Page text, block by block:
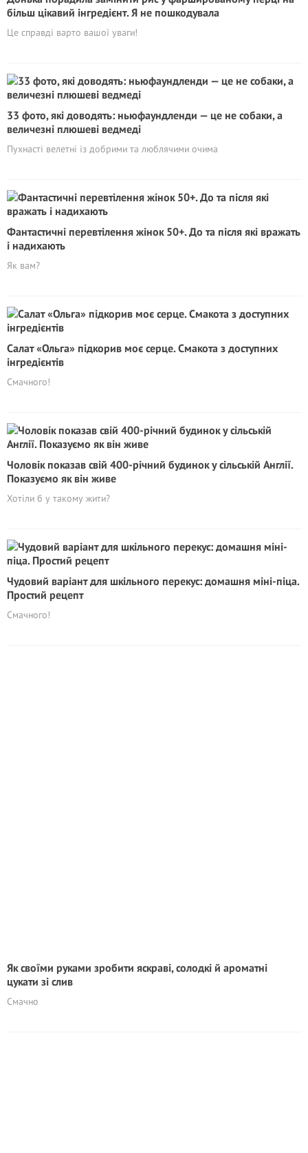
більш цікавий інгредієнт. Я не пошкодувала
Це справді варто вашої уваги!
33 фото, які доводять: ньюфаундленди — це не собаки, а
величезні плюшеві ведмеді
Пухнасті велетні із добрими та люблячими очима
Фантастичні перевтілення жінок 50+. До та після які вражать
і надихають
Як вам?
Салат «Ольга» підкорив моє серце. Cмакота з доступних
інгредієнтів
Смачного!
Чоловік показав свій 400-річний будинок у сільській Англії.
Показуємо як він живе
Хотіли б у такому жити?
Чудовий варіант для шкільного перекус: домашня міні-піца.
Простий рецепт
Смачного!
Як своїми руками зробити яскраві, солодкі й ароматні
цукати зі слив
Смачно